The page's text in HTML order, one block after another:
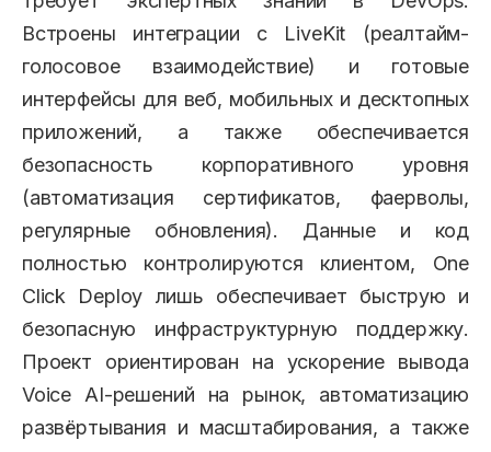
Встроены интеграции с LiveKit (реалтайм-
голосовое взаимодействие) и готовые
интерфейсы для веб, мобильных и десктопных
приложений, а также обеспечивается
безопасность корпоративного уровня
(автоматизация сертификатов, фаерволы,
регулярные обновления). Данные и код
полностью контролируются клиентом, One
Click Deploy лишь обеспечивает быструю и
безопасную инфраструктурную поддержку.
Проект ориентирован на ускорение вывода
Voice AI-решений на рынок, автоматизацию
развёртывания и масштабирования, а также